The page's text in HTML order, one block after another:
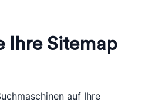
Ihre Sitemap
auf Ihre